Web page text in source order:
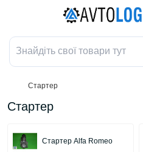
Стартер
Стартер
Стартер Alfa Romeo